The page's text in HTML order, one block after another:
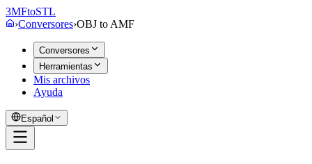
3MFtoSTL
›Conversores›OBJ to AMF
Conversores
Herramientas
Mis archivos
Ayuda
Español